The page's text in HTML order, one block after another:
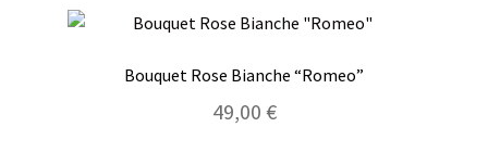
Bouquet Rose Bianche “Romeo”
49,00 €